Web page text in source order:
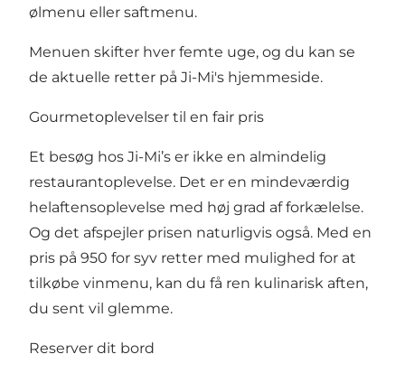
ølmenu eller saftmenu.
Menuen skifter hver femte uge, og du kan se
de aktuelle retter på Ji-Mi's hjemmeside.
Gourmetoplevelser til en fair pris
Et besøg hos Ji-Mi’s er ikke en almindelig
restaurantoplevelse. Det er en mindeværdig
helaftensoplevelse med høj grad af forkælelse.
Og det afspejler prisen naturligvis også. Med en
pris på 950 for syv retter med mulighed for at
tilkøbe vinmenu, kan du få ren kulinarisk aften,
du sent vil glemme.
Reserver dit bord